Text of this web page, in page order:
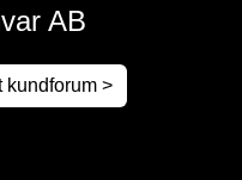
AB
kundforum >